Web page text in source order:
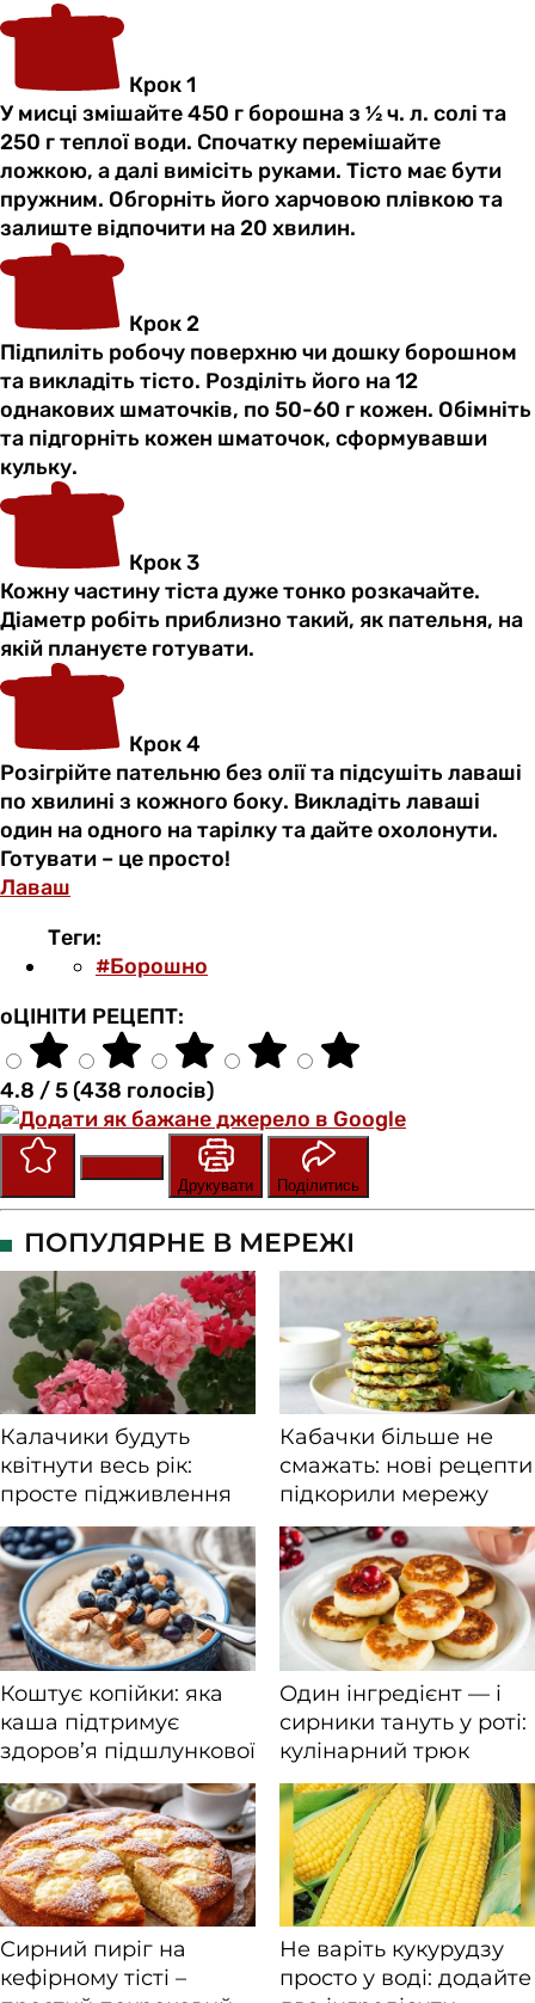
Крок 1
У мисці змішайте 450 г борошна з ½ ч. л. солі та
250 г теплої води. Спочатку перемішайте
ложкою, а далі вимісіть руками. Тісто має бути
пружним. Обгорніть його харчовою плівкою та
залиште відпочити на 20 хвилин.
Крок 2
Підпиліть робочу поверхню чи дошку борошном
та викладіть тісто. Розділіть його на 12
однакових шматочків, по 50-60 г кожен. Обімніть
та підгорніть кожен шматочок, сформувавши
кульку.
Крок 3
Кожну частину тіста дуже тонко розкачайте.
Діаметр робіть приблизно такий, як пательня, на
якій плануєте готувати.
Крок 4
Розігрійте пательню без олії та підсушіть лаваші
по хвилині з кожного боку. Викладіть лаваші
один на одного на тарілку та дайте охолонути.
Готувати – це просто!
Лаваш
Теги:
#Борошно
оЦІНІТИ РЕЦЕПТ:
4.8 / 5 (438 голосів)
Друкувати
Поділитись